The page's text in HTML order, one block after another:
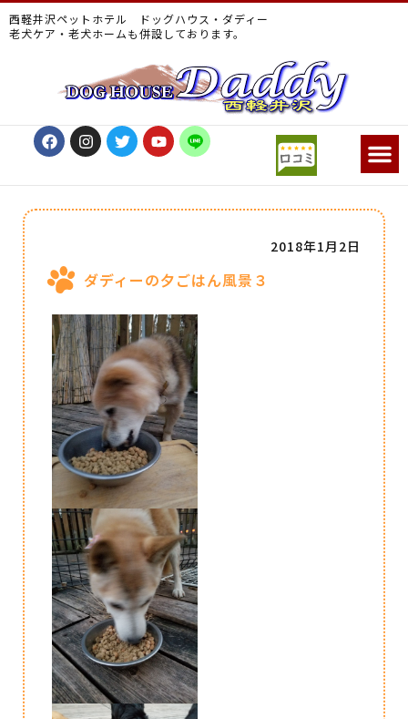
西軽井沢ペットホテル ドッグハウス・ダディー
老犬ケア・老犬ホームも併設しております。
ダディーの夕ごはん風景３
2018年1月2日